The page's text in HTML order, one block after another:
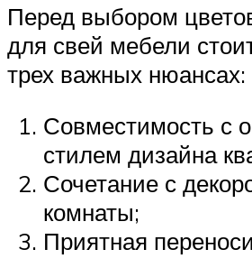
Перед выбором
для свей мебели
трех важных нюансах:
Совместимость с
стилем дизайна
Сочетание с
комнаты;
Приятная